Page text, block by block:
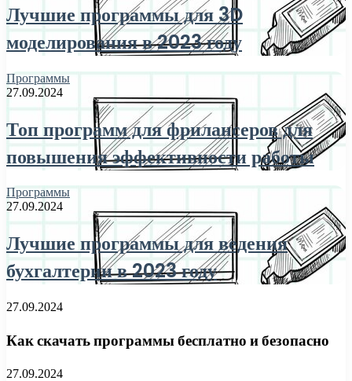
Лучшие программы для 3D
моделирования в 2023 году
Программы
27.09.2024
Топ программ для фрилансеров для
повышения эффективности работы
Программы
27.09.2024
Лучшие программы для ведения
бухгалтерии в 2023 году
27.09.2024
Как скачать программы бесплатно и безопасно
27.09.2024